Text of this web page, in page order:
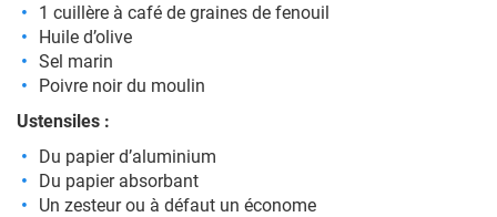
1 cuillère à café de graines de fenouil
Huile d’olive
Sel marin
Poivre noir du moulin
Ustensiles :
Du papier d’aluminium
Du papier absorbant
Un zesteur ou à défaut un économe